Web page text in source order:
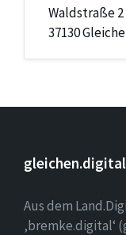
Waldstraße 2
37130
gleichen.digital
Aus dem
‚bremke.digital‘